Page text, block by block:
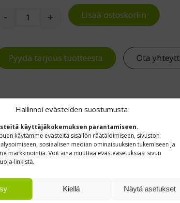
Hallinnoi evästeiden suostumusta
käyttäjäkokemuksen parantamiseen.
käytämme evästeitä sisällön räätälöimiseen, sivuston
sosiaalisen median ominaisuuksien tukemiseen ja
markkinointia. Voit aina muuttaa evästeasetuksiasi sivun
linkistä.
Kiellä Näytä asetukset
Teippikone jarrulla 50 mm määrä
- + Lisää ostoskoriin
Pyydä tarjous tuotteesta Ota